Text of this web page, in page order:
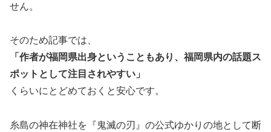
せん。
そのため記事では、
「作者が福岡県出身ということもあり、福岡県内の話題ス
ポットとして注目されやすい」
くらいにとどめておくと安心です。
糸島の神在神社を『鬼滅の刃』の公式ゆかりの地として断